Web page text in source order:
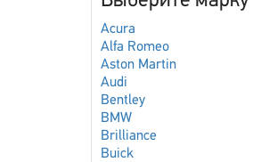
Acura
Alfa Romeo
Aston Martin
Audi
Bentley
BMW
Brilliance
Buick